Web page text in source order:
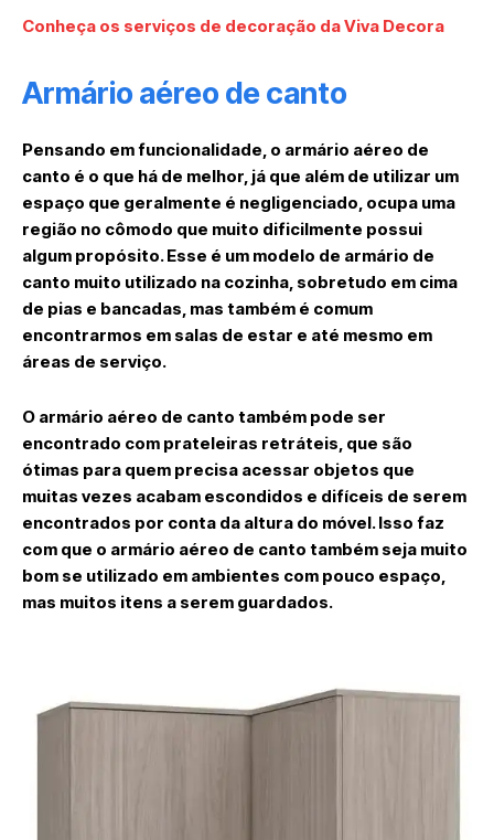
Conheça os serviços de decoração da Viva Decora
Armário aéreo de canto
Pensando em funcionalidade, o armário aéreo de
canto é o que há de melhor, já que além de utilizar um
espaço que geralmente é negligenciado, ocupa uma
região no cômodo que muito dificilmente possui
algum propósito. Esse é um modelo de armário de
canto muito utilizado na cozinha, sobretudo em cima
de pias e bancadas, mas também é comum
encontrarmos em salas de estar e até mesmo em
áreas de serviço.
O armário aéreo de canto também pode ser
encontrado com prateleiras retráteis, que são
ótimas para quem precisa acessar objetos que
muitas vezes acabam escondidos e difíceis de serem
encontrados por conta da altura do móvel. Isso faz
com que o armário aéreo de canto também seja muito
bom se utilizado em ambientes com pouco espaço,
mas muitos itens a serem guardados.